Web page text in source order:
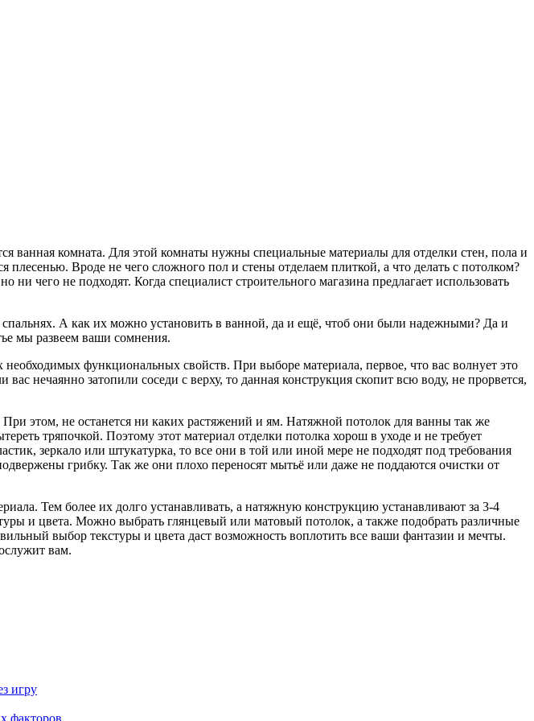
ванная комната. Для этой комнаты нужны специальные материалы для отделки стен, пола и
Вроде не чего сложного пол и стены отделаем плиткой, а что делать с потолком?
ни чего не подходят. Когда специалист строительного магазина предлагает использовать
А как их можно установить в ванной, да и ещё, чтоб они были надежными? Да и
мы развеем ваши сомнения.
функциональных свойств. При выборе материала, первое, что вас волнует это
нечаянно затопили соседи с верху, то данная конструкция скопит всю воду, не прорвется,
этом, не останется ни каких растяжений и ям. Натяжной потолок для ванны так же
тряпочкой. Поэтому этот материал отделки потолка хорош в уходе и не требует
зеркало или штукатурка, то все они в той или иной мере не подходят под требования
грибку. Так же они плохо переносят мытьё или даже не поддаются очистки от
Тем более их долго устанавливать, а натяжную конструкцию устанавливают за 3-4
и цвета. Можно выбрать глянцевый или матовый потолок, а также подобрать различные
выбор текстуры и цвета даст возможность воплотить все ваши фантазии и мечты.
вам.
игру
факторов